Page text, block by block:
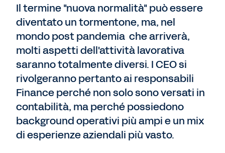
Il termine "nuova normalità" può essere
diventato un tormentone, ma, nel
mondo post pandemia che arriverà,
molti aspetti dell'attività lavorativa
saranno totalmente diversi. I CEO si
rivolgeranno pertanto ai responsabili
Finance perché non solo sono versati in
contabilità, ma perché possiedono
background operativi più ampi e un mix
di esperienze aziendali più vasto.